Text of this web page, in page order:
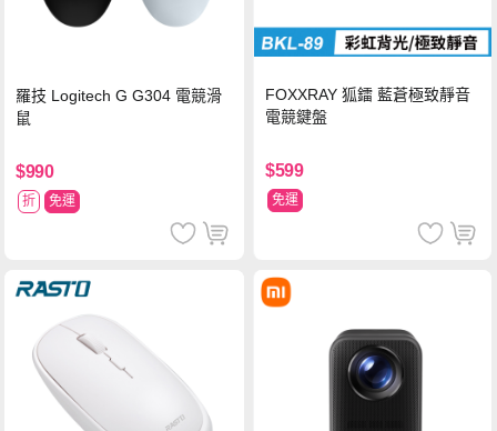
羅技 Logitech G G304 電競滑
鼠
$990
折 免運
FOXXRAY 狐鐳 藍蒼極致靜音
電競鍵盤
$599
免運